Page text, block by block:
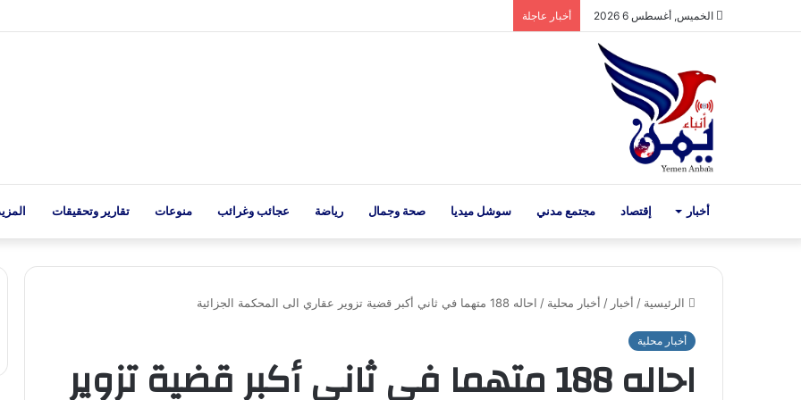
الخميس, أغسطس 6 2026 أخبار عاجلة
أخبار إقتصاد مجتمع مدني سوشل ميديا صحة وجمال رياضة عجائب وغرائب منوعات تقارير وتحقيقات
الرئيسية / أخبار / أخبار محلية / احاله 188 متهما في ثاني أكبر قضية تزوير عقاري الى المحكمة الجزائية
أخبار محلية
احاله 188 متهما في ثاني أكبر قضية تزوير